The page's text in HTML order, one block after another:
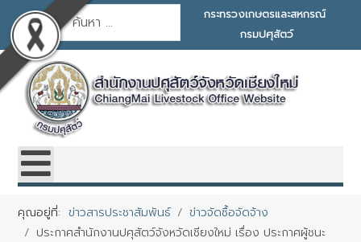
การค้นหา
กระทรวงเกษตรและสหกรณ์
กรมปศุสัตว์
คุณอยู่ที่:ข่าวสารประชาสัมพันธ์
ข่าวจัดซื้อจัดจ้าง
ประกาศสำนักงานปศุสัตว์จังหวัดเชียงใหม่ เรื่อง ประกาศผู้ชนะ